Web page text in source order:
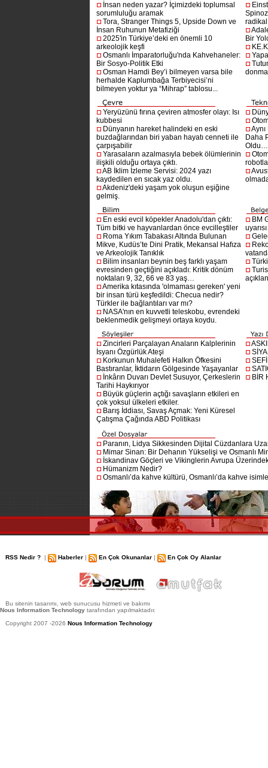
İnsan neden yazar? İçimizdeki toplumsal
sorumluluğu aramak
Tora, Stranger Things 5, Upside Down ve
İnsan Ruhunun Metafiziği
2025'in Türkiye’deki en önemli 10
arkeolojik keşfi
Osmanlı İmparatorluğu'nda Kahvehaneler:
Bir Sosyo-Politik Etki
Osman Hamdi Bey’i bilmeyen varsa bile
herhalde Kaplumbağa Terbiyecisi’ni
bilmeyen yoktur ya “Mihrap” tablosu...
Bir
Yeryüzünü fırına çeviren atmosfer olayı: Isı
kubbesi
Dünyanın hareket halindeki en eski
buzdağlarından biri yaban hayatı cenneti ile
çarpışabilir
Yarasaların azalmasıyla bebek ölümlerinin
ilişkili olduğu ortaya çıktı.
AB İklim İzleme Servisi: 2024 yazı
kaydedilen en sıcak yaz oldu.
Akdeniz'deki yaşam yok oluşun eşiğine
gelmiş.
Daha
Oldu…
En eski evcil köpekler Anadolu'dan çıktı:
Tüm bitki ve hayvanlardan önce evcilleştiler
Roma Yıkım Tabakası Altında Bulunan
Mikve, Kudüs’te Dini Pratik, Mekansal Hafıza
ve Arkeolojik Tanıklık
Bilim insanları beynin beş farklı yaşam
evresinden geçtiğini açıkladı: Kritik dönüm
noktaları 9, 32, 66 ve 83 yaş…
Amerika kıtasında 'olmaması gereken' yeni
bir insan türü keşfedildi: Checua nedir?
Türkler ile bağlantıları var mı?
NASA'nın en kuvvetli teleskobu, evrendeki
beklenmedik gelişmeyi ortaya koydu.
BM
Zincirleri Parçalayan Anaların Kalplerinin
İsyanı Özgürlük Ateşi
Korkunun Muhalefeti Halkın Öfkesini
Bastıranlar, İktidarın Gölgesinde Yaşayanlar
İnkârın Duvarı Devlet Susuyor, Çerkeslerin
Tarihi Haykırıyor
Büyük güçlerin açtığı savaşların etkileri en
çok yoksul ülkeleri etkiler.
Barış İddiası, Savaş Açmak: Yeni Küresel
Çatışma Çağında ABD Politikası
BİR
Paranın, Lidya Sikkesinden Dijital Cüzdanlara
Mimar Sinan: Bir Dehanın Yükselişi ve Osmanlı
İskandinav Göçleri ve Vikinglerin Avrupa
Hümanizm Nedir?
Osmanlı’da kahve kültürü, Osmanlı’da kahve
RSS Nedir ? | Haberler | En Çok Okunanlar | En Çok Oy Alanlar
Bu sitenin tasarımı, web sunucusu hizmeti ve bakımı
Nous Information Technology tarafından yapılmaktadır.
Copyright 2007 -2026 Nous Information Technology